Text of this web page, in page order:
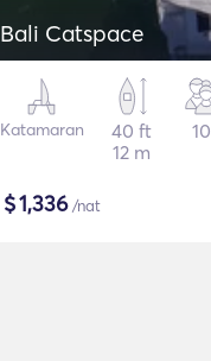
Bali Catspace
Katamaran
40 ft
12 m
10
$1,336/nat